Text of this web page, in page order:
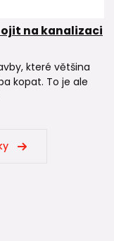
na kanalizaci
které většina
kopat. To je ale